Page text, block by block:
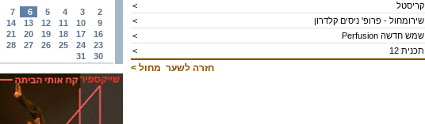
2
3
4
5
6
7
9
10
11
12
13
14
16
17
18
19
20
21
23
24
25
26
27
28
30
31
<
קריסטל
<
שירומחול - פרופ' ניסים קלדרון
<
שמש חדשה Perfusion
<
תכנית 12
חזרה לשער מחול >